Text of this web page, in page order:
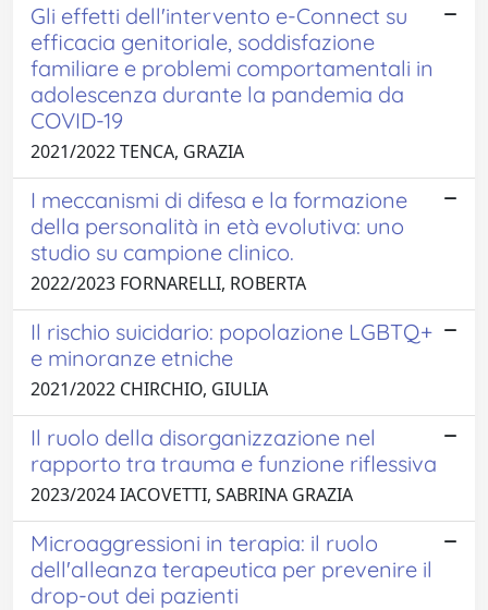
Gli effetti dell'intervento e-Connect su
efficacia genitoriale, soddisfazione
familiare e problemi comportamentali in
adolescenza durante la pandemia da
COVID-19
2021/2022 TENCA, GRAZIA
I meccanismi di difesa e la formazione
della personalità in età evolutiva: uno
studio su campione clinico.
2022/2023 FORNARELLI, ROBERTA
Il rischio suicidario: popolazione LGBTQ+
e minoranze etniche
2021/2022 CHIRCHIO, GIULIA
Il ruolo della disorganizzazione nel
rapporto tra trauma e funzione riflessiva
2023/2024 IACOVETTI, SABRINA GRAZIA
Microaggressioni in terapia: il ruolo
dell'alleanza terapeutica per prevenire il
drop-out dei pazienti